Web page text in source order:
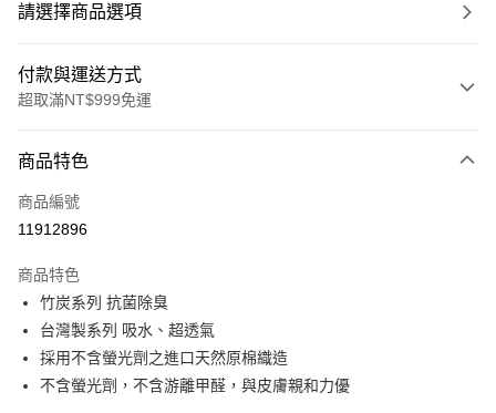
請選擇商品選項
付款與運送方式
超取滿NT$999免運
信用卡一次付款
超商取貨付款
ATM付款
運送方式
全家取貨付款
商品特色
商品編號
11912896
商品特色
竹炭系列 抗菌除臭
台灣製系列 吸水、超透氣
採用不含螢光劑之進口天然原棉織造
不含螢光劑，不含游離甲醛，與皮膚親和力優